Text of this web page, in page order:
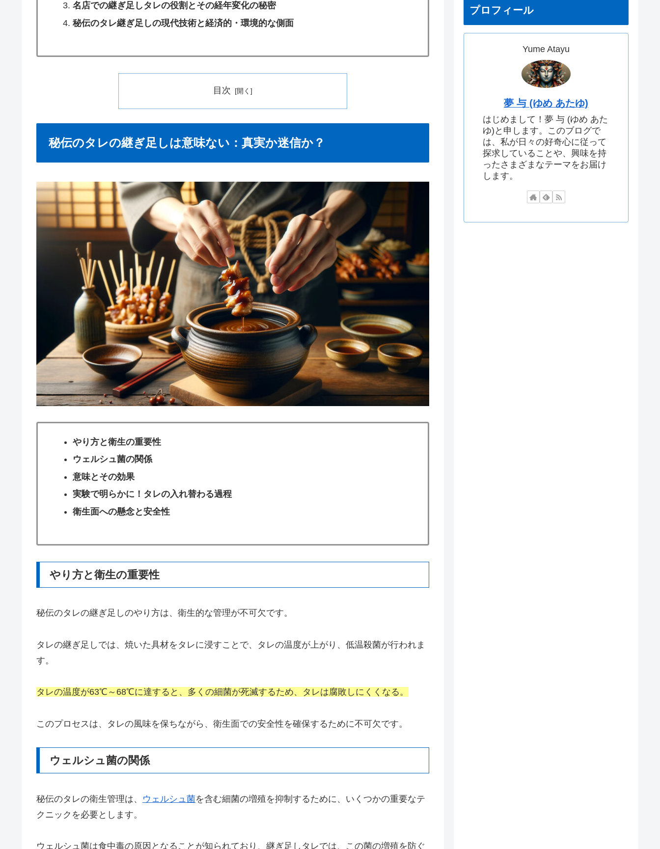
名店での継ぎ足しタレの役割とその経年変化の秘密
秘伝のタレ継ぎ足しの現代技術と経済的・環境的な側面
目次
秘伝のタレの継ぎ足しは意味ない：真実か迷信か？
やり方と衛生の重要性
ウェルシュ菌の関係
意味とその効果
実験で明らかに！タレの入れ替わる過程
衛生面への懸念と安全性
やり方と衛生の重要性
秘伝のタレの継ぎ足しのやり方は、衛生的な管理が不可欠です。
タレの継ぎ足しでは、焼いた具材をタレに浸すことで、タレの温度が上がり、低温殺菌が行われま
す。
タレの温度が63℃～68℃に達すると、多くの細菌が死滅するため、タレは腐敗しにくくなる。
このプロセスは、タレの風味を保ちながら、衛生面での安全性を確保するために不可欠です。
ウェルシュ菌の関係
秘伝のタレの衛生管理は、 ウェルシュ菌を含む細菌の増殖を抑制するために、いくつかの重要なテ
クニックを必要とします。
ウェルシュ菌は食中毒の原因となることが知られており、継ぎ足しタレでは、この菌の増殖を防ぐ
プロフィール
Yume Atayu
夢 与 (ゆめ あたゆ)
はじめまして！夢 与 (ゆめ あた
ゆ)と申します。このブログで
は、私が日々の好奇心に従って
探求していることや、興味を持
ったさまざまなテーマをお届け
します。